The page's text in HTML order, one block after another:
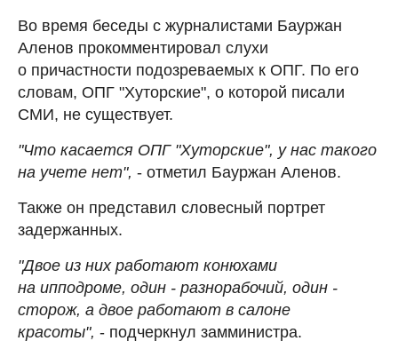
Во время беседы с журналистами Бауржан
Аленов прокомментировал слухи
о причастности подозреваемых к ОПГ. По его
словам, ОПГ "Хуторские", о которой писали
СМИ, не существует.
"Что касается ОПГ "Хуторские", у нас такого
на учете нет", - отметил Бауржан Аленов.
Также он представил словесный портрет
задержанных.
"Двое из них работают конюхами
на ипподроме, один - разнорабочий, один -
сторож, а двое работают в салоне
красоты", - подчеркнул замминистра.